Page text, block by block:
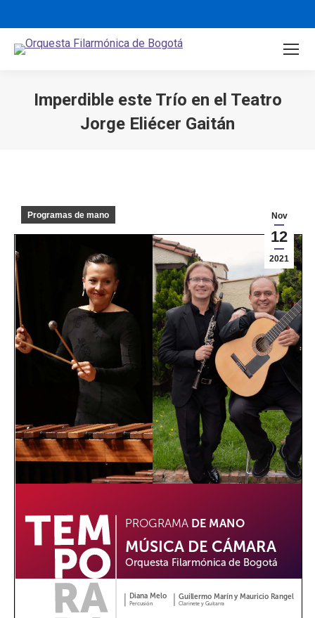
Imperdible este Trío en el Teatro
Jorge Eliécer Gaitán
Nov
12
2021
Programas de mano